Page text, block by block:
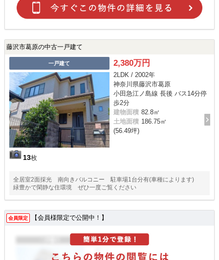
藤沢市葛原の中古一戸建て
一戸建て
13枚
2,380万円
2LDK / 2002年
神奈川県藤沢市葛原
小田急江ノ島線 長後 バス14分停
歩2分
建物面積 82.8㎡
土地面積 186.75㎡
(56.49坪)
全居室2面採光 南向きバルコニー 駐車場1台分有(車種によります)
緑豊かで閑静な住環境 ぜひ一度ご覧ください
会員限定 【会員様限定で公開中！】